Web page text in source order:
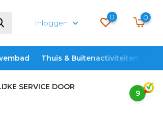
Inloggen
0 0
Thuis & Buitenactiviteiten
SERVICE DOOR
9